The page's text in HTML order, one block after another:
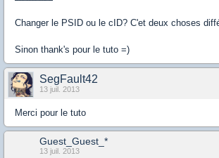
Changer le PSID ou le cID? C'et deux choses
Sinon thank's pour le tuto =)
SegFault42
13 juil. 2013
Merci pour le tuto
Guest_Guest_*
13 juil. 2013